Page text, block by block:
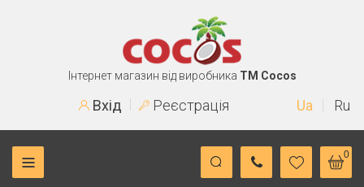
Інтернет магазин від виробника TM Cocos
Вхід Реєстрація Ua Ru
0